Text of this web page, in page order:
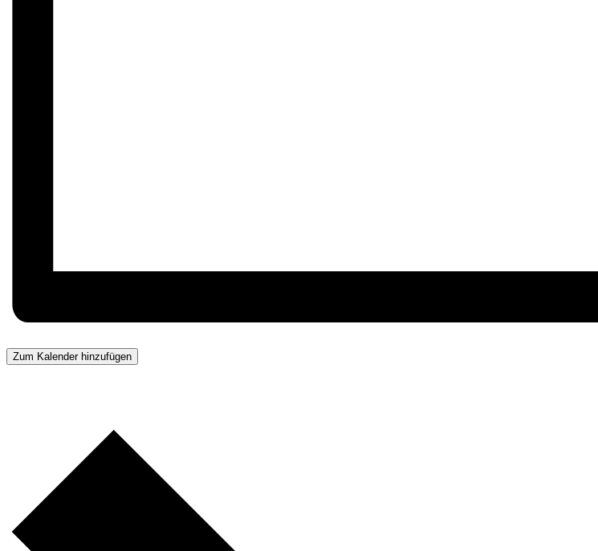
Zum Kalender hinzufügen